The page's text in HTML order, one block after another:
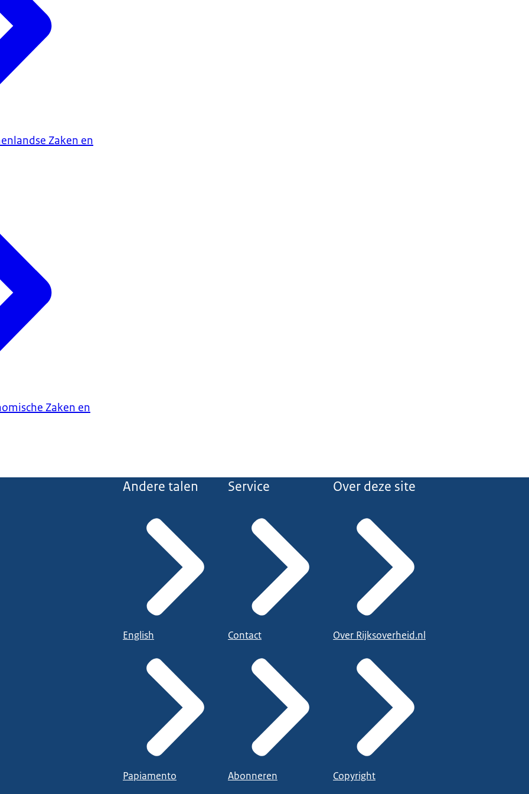
Zaken en
Zaken en
Andere talen
English
Papiamento
Service
Contact
Abonneren
Over deze site
Over Rijksoverheid.nl
Copyright